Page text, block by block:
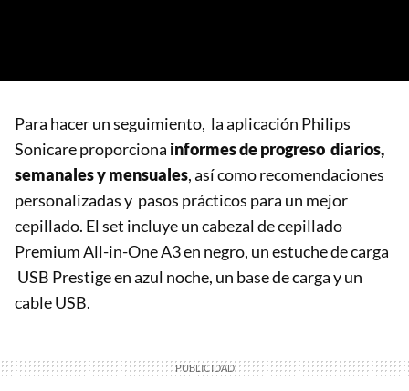
Para hacer un seguimiento, la aplicación Philips
Sonicare proporciona informes de progreso diarios,
semanales y mensuales, así como recomendaciones
personalizadas y pasos prácticos para un mejor
cepillado. El set incluye un cabezal de cepillado
Premium All-in-One A3 en negro, un estuche de carga
USB Prestige en azul noche, un base de carga y un
cable USB.